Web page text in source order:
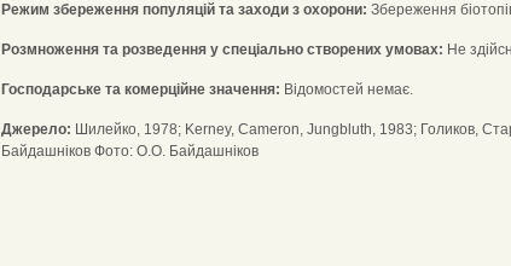
Режим збереження популяцій та заходи з охорони: Збереження
Розмноження та розведення у спеціально створених умовах: Не
Господарське та комерційне значення: Відомостей немає.
Джерело: Шилейко, 1978; Kerney, Cameron, Jungbluth, 1983; Голиков,
Байдашніков Фото: О.О. Байдашніков